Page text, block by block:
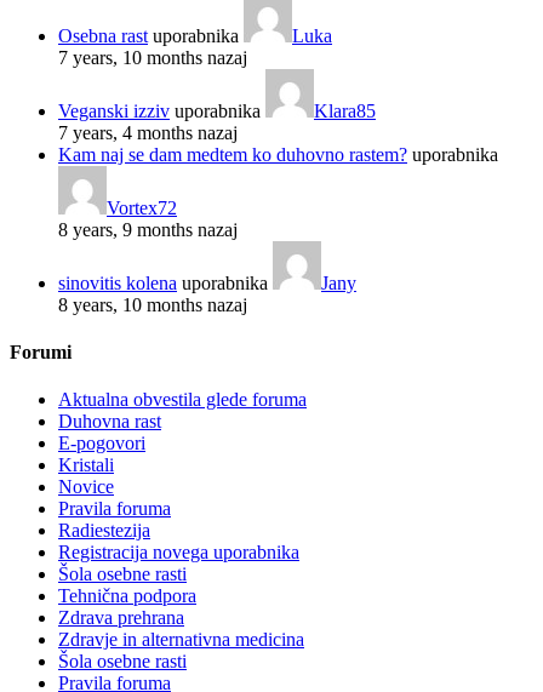
Osebna rast uporabnika
Luka
7 years, 10 months nazaj
Veganski izziv uporabnika
Klara85
7 years, 4 months nazaj
Kam naj se dam medtem ko duhovno rastem? uporabnika
Vortex72
8 years, 9 months nazaj
sinovitis kolena uporabnika
Jany
8 years, 10 months nazaj
Forumi
Aktualna obvestila glede foruma
Duhovna rast
E-pogovori
Kristali
Novice
Pravila foruma
Radiestezija
Registracija novega uporabnika
Šola osebne rasti
Tehnična podpora
Zdrava prehrana
Zdravje in alternativna medicina
Šola osebne rasti
Pravila foruma